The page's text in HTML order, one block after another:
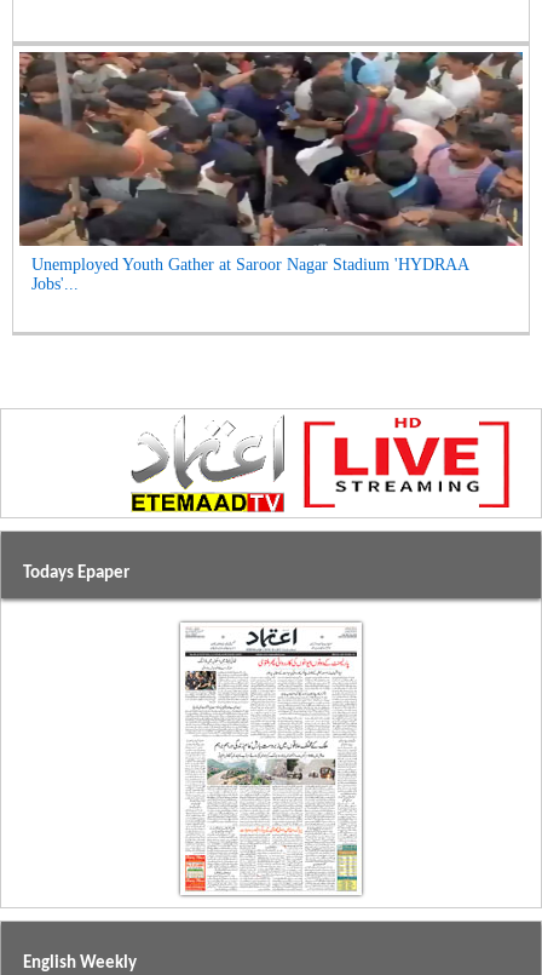
Unemployed Youth Gather at Saroor Nagar Stadium 'HYDRAA
Jobs'...
Todays Epaper
English Weekly